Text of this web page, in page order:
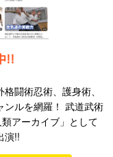
!!
闘術忍術、護身術、
ンルを網羅！ 武道武術
アーカイブ」として
演!!